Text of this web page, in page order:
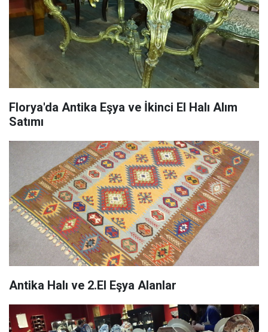
Florya'da Antika Eşya ve İkinci El Halı Alım
Satımı
Antika Halı ve 2.El Eşya Alanlar